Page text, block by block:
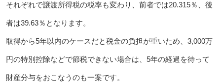
それぞれで譲渡所得税の税率も変わり、前者では20.315％、後
者は39.63％となります。
取得から5年以内のケースだと税金の負担が重いため、3,000万
円の特別控除などで節税できない場合は、5年の経過を待って
財産分与をおこなうのも一案です。